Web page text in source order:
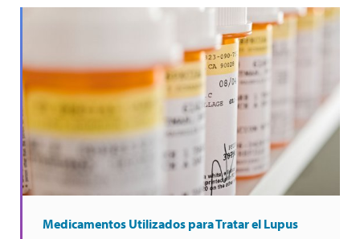
Medicamentos Utilizados para Tratar el Lupus